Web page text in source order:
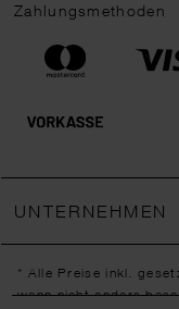
Zahlungsmethoden
UNTERNEHMEN
* Alle Preise inkl.
wenn nicht anders